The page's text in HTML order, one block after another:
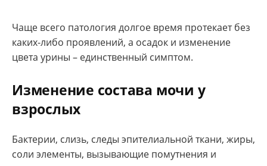
Чаще всего патология долгое время протекает без
каких-либо проявлений, а осадок и изменение
цвета урины – единственный симптом.
Изменение состава мочи у
взрослых
Бактерии, слизь, следы эпителиальной ткани, жиры,
соли элементы, вызывающие помутнения и